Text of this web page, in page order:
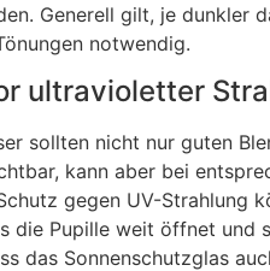
Generell gilt, je dunkler
notwendig.
ultravioletter
sollten nicht nur guten
kann aber bei
gegen UV-Strahlung
die Pupille weit öffnet und
das Sonnenschutzglas